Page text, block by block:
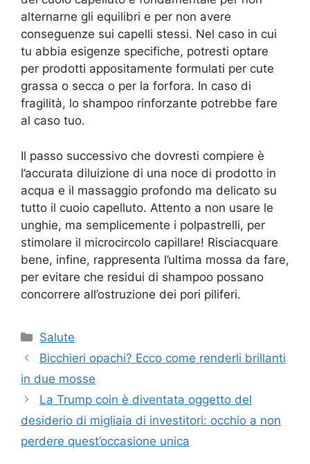
alternarne gli equilibri e per non avere
conseguenze sui capelli stessi. Nel caso in cui
tu abbia esigenze specifiche, potresti optare
per prodotti appositamente formulati per cute
grassa o secca o per la forfora. In caso di
fragilità, lo shampoo rinforzante potrebbe fare
al caso tuo.
Il passo successivo che dovresti compiere è
l’accurata diluizione di una noce di prodotto in
acqua e il massaggio profondo ma delicato su
tutto il cuoio capelluto. Attento a non usare le
unghie, ma semplicemente i polpastrelli, per
stimolare il microcircolo capillare! Risciacquare
bene, infine, rappresenta l’ultima mossa da fare,
per evitare che residui di shampoo possano
concorrere all’ostruzione dei pori piliferi.
Categorie
Salute
Bicchieri opachi? Ecco come renderli brillanti
in due mosse
La Trump coin è diventata oggetto del
desiderio di migliaia di investitori: occhio a non
perdere quest’occasione unica